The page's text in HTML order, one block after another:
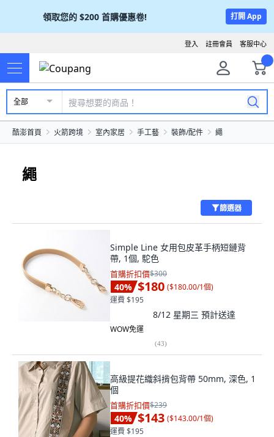
領取您的 $200 首購優惠卷! 打開 App
客服中心
註冊會員
登入
全部
酷澎首頁 火箭跨境 室內家居 手工藝 裝飾/配件 繩
繩
篩選器
Simple Line 女用包皮革手柄短鏈背
帶, 1個, 駝色
首購折扣價$300
40% $180 ($180.00/1個)
運費 $195
8/12 星期三 預計送達
WOW免運
(43)
高級提花織斜揹包背帶 50mm, 深色, 1
個
首購折扣價$239
40% $143 ($143.00/1個)
運費 $195